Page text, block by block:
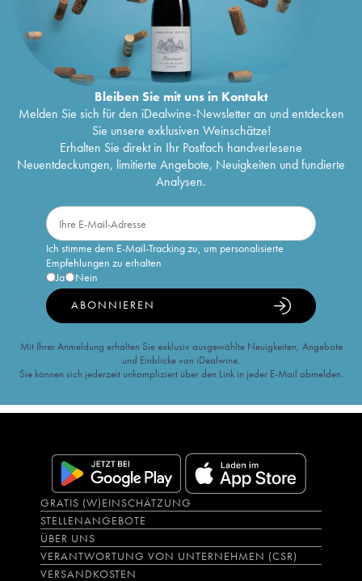
Bleiben Sie mit uns in Kontakt
Melden Sie sich für den iDealwine-Newsletter an und entdecken
Sie unsere exklusiven Weinschätze!
Erhalten Sie direkt in Ihr Postfach handverlesene
Neuentdeckungen, limitierte Angebote, Neuigkeiten und fundierte
Analysen.
Ich stimme dem E-Mail-Tracking zu, um personalisierte
Empfehlungen zu erhalten
Ja
Nein
ABONNIEREN
Mit Ihrer Anmeldung erhalten Sie exklusiv ausgewählte Neuigkeiten, Angebote
und Einblicke von iDealwine.
Sie können sich jederzeit unkompliziert über den Link in jeder E-Mail abmelden.
GRATIS (W)EINSCHÄTZUNG
STELLENANGEBOTE
ÜBER UNS
VERANTWORTUNG VON UNTERNEHMEN (CSR)
VERSANDKOSTEN